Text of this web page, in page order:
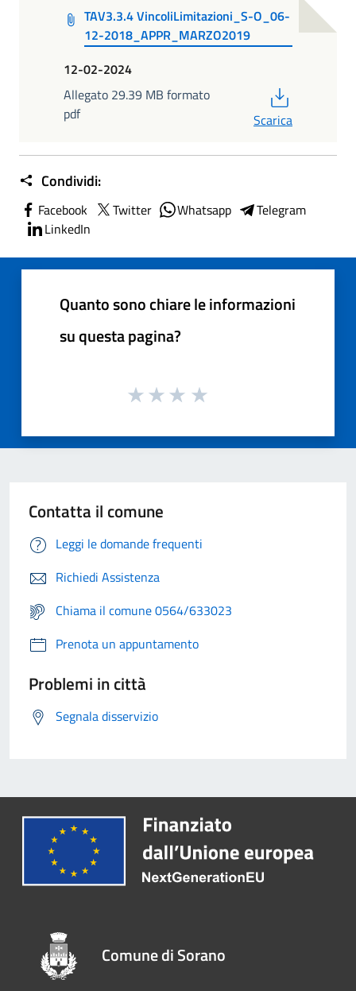
TAV3.3.4 VincoliLimitazioni_S-O_06-
12-2018_APPR_MARZO2019
12-02-2024
Allegato 29.39 MB formato
pdf
Scarica
Condividi:
Facebook Twitter Whatsapp
Telegram
LinkedIn
Quanto sono chiare le informazioni
su questa pagina?
Contatta il comune
Leggi le domande frequenti
Richiedi Assistenza
Chiama il comune 0564/633023
Prenota un appuntamento
Problemi in città
Segnala disservizio
Comune di Sorano